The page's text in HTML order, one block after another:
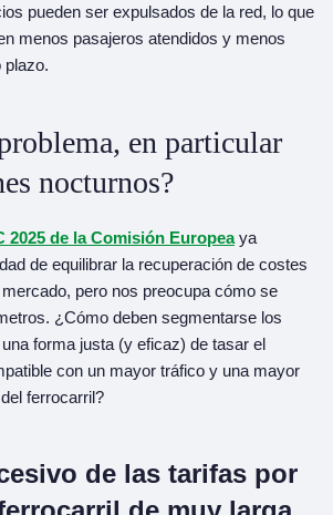
pueden ser expulsados de la red, lo que
menos pasajeros atendidos y menos
plazo.
en particular
nocturnos?
2025 de la Comisión Europeaya
de equilibrar la recuperación de costes
pero nos preocupa cómo se
¿Cómo deben segmentarse los
forma justa (y eficaz) de tasar el
con un mayor tráfico y una mayor
ferrocarril?
de las tarifas por